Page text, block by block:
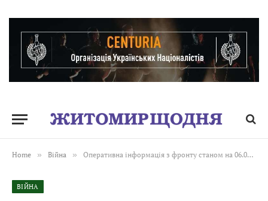
Home » Війна » Оперативна інформація з фронту станом на 06.00 12 лютого 2024 року
ВІЙНА